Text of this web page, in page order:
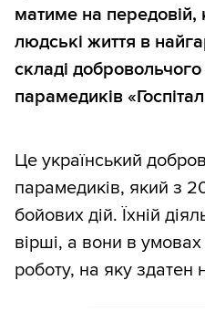
матиме на передовій,
людські життя в
складі
парамедиків
Це український
парамедиків, який з
бойових дій. Їхній
вірші, а вони в
роботу, на яку здатен